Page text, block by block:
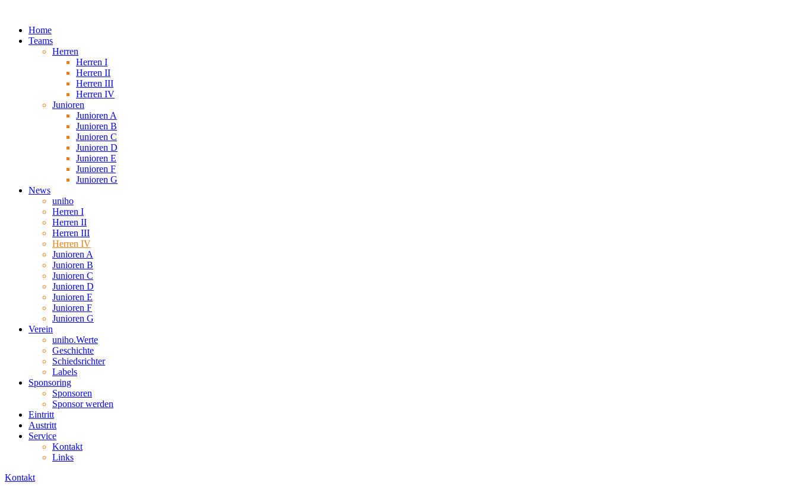
Home
Teams
Herren
Herren I
Herren II
Herren III
Herren IV
Junioren
Junioren A
Junioren B
Junioren C
Junioren D
Junioren E
Junioren F
Junioren G
News
uniho
Herren I
Herren II
Herren III
Herren IV
Junioren A
Junioren B
Junioren C
Junioren D
Junioren E
Junioren F
Junioren G
Verein
uniho.Werte
Geschichte
Schiedsrichter
Labels
Sponsoring
Sponsoren
Sponsor werden
Eintritt
Austritt
Service
Kontakt
Links
Kontakt